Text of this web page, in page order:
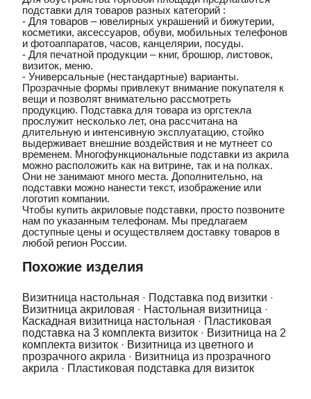
подставки для товаров разных категорий :
- Для товаров – ювелирных украшений и бижутерии,
косметики, аксессуаров, обуви, мобильных телефонов
и фотоаппаратов, часов, канцелярии, посуды.
- Для печатной продукции – книг, брошюр, листовок,
визиток, меню.
- Универсальные (нестандартные) варианты.
Прозрачные формы привлекут внимание покупателя к
вещи и позволят внимательно рассмотреть
продукцию. Подставка для товара из оргстекла
прослужит несколько лет, она рассчитана на
длительную и интенсивную эксплуатацию, стойко
выдерживает внешние воздействия и не мутнеет со
временем. Многофункциональные подставки из акрила
можно расположить как на витрине, так и на полках.
Они не занимают много места. Дополнительно, на
подставки можно нанести текст, изображение или
логотип компании.
Чтобы купить акриловые подставки, просто позвоните
нам по указанным телефонам. Мы предлагаем
доступные цены и осуществляем доставку товаров в
любой регион России.
Похожие изделия
Визитница настольная · Подставка под визитки ·
Визитница акриловая · Настольная визитница ·
Каскадная визитница настольная · Пластиковая
подставка на 3 комплекта визиток · Визитница на 2
комплекта визиток · Визитница из цветного и
прозрачного акрила · Визитница из прозрачного
акрила · Пластиковая подставка для визиток